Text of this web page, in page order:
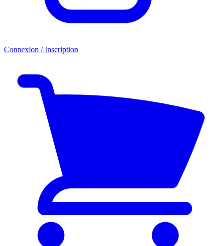
Connexion / Inscription